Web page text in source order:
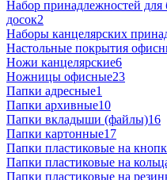
Набор принадлежностей
досок2
Наборы канцелярских
Настольные покрытия
Ножи канцелярские6
Ножницы офисные23
Папки адресные1
Папки архивные10
Папки вкладыши (файлы)16
Папки картонные17
Папки пластиковые на
Папки пластиковые на
Папки пластиковые на